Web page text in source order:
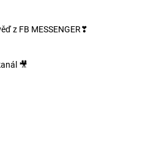
z FB MESSENGER❣
🎥